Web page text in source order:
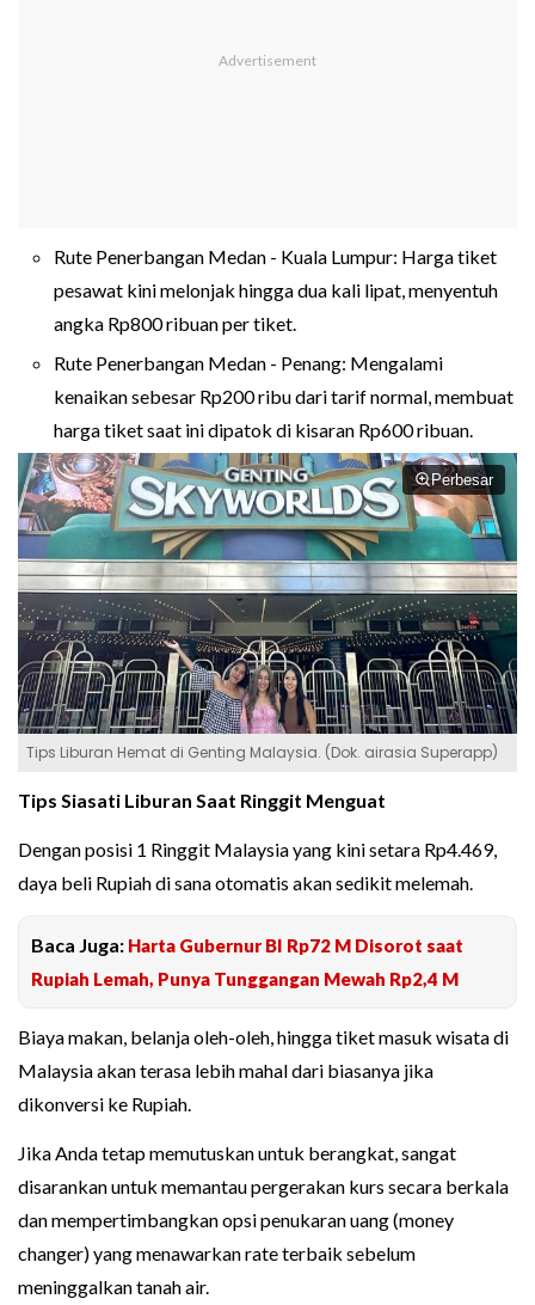
Rute Penerbangan Medan - Kuala Lumpur: Harga tiket
pesawat kini melonjak hingga dua kali lipat, menyentuh
angka Rp800 ribuan per tiket.
Rute Penerbangan Medan - Penang: Mengalami
kenaikan sebesar Rp200 ribu dari tarif normal, membuat
harga tiket saat ini dipatok di kisaran Rp600 ribuan.
Perbesar
Tips Liburan Hemat di Genting Malaysia. (Dok. airasia Superapp)
Tips Siasati Liburan Saat Ringgit Menguat
Dengan posisi 1 Ringgit Malaysia yang kini setara Rp4.469,
daya beli Rupiah di sana otomatis akan sedikit melemah.
Baca Juga: Harta Gubernur BI Rp72 M Disorot saat
Rupiah Lemah, Punya Tunggangan Mewah Rp2,4 M
Biaya makan, belanja oleh-oleh, hingga tiket masuk wisata di
Malaysia akan terasa lebih mahal dari biasanya jika
dikonversi ke Rupiah.
Jika Anda tetap memutuskan untuk berangkat, sangat
disarankan untuk memantau pergerakan kurs secara berkala
dan mempertimbangkan opsi penukaran uang (money
changer) yang menawarkan rate terbaik sebelum
meninggalkan tanah air.